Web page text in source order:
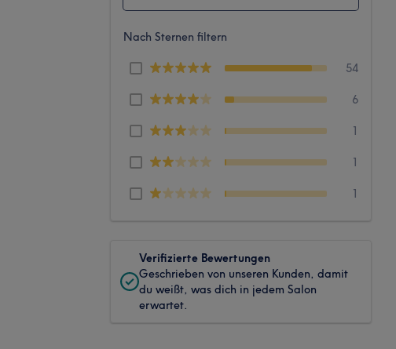
Nach Sternen filtern
54
6
1
1
1
Verifizierte Bewertungen
Geschrieben von unseren Kunden, damit
du weißt, was dich in jedem Salon
erwartet.